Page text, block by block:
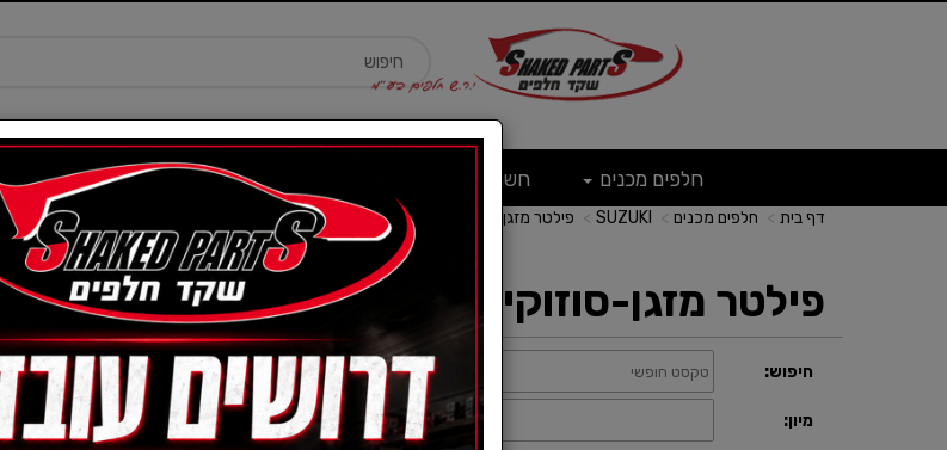
חלפים מכנים חשמל ציוד, אביזרים ומוצרים לרכב
דף בית חלפים מכנים SUZUKI פילטר מזגן-סוזוקי
פילטר מזגן-סוזוקי
חיפוש: קטגוריה: פילטר מזגן-סוזוקי מחיר:
מיון: תצוגה: הצג שורות: